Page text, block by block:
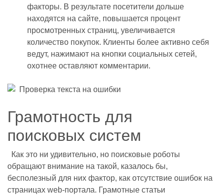
факторы. В результате посетители дольше
находятся на сайте, повышается процент
просмотренных страниц, увеличивается
количество покупок. Клиенты более активно себя
ведут, нажимают на кнопки социальных сетей,
охотнее оставляют комментарии.
Грамотность для
поисковых систем
Как это ни удивительно, но поисковые роботы
обращают внимание на такой, казалось бы,
бесполезный для них фактор, как отсутствие ошибок на
страницах web-портала. Грамотные статьи